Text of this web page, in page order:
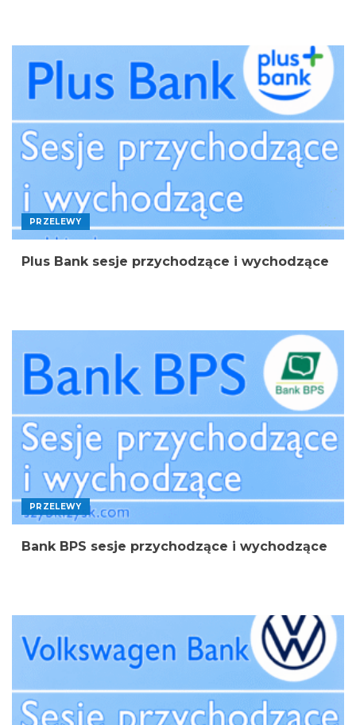
PRZELEWY
Plus Bank sesje przychodzące i wychodzące
PRZELEWY
Bank BPS sesje przychodzące i wychodzące